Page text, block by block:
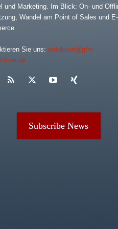
und Marketing. Im Blick: On- und
Wandel am Point of Sales und E-
Sie uns: redaktion@gfm-
Subscribe News